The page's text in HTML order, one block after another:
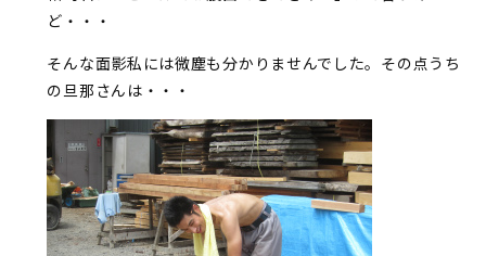
ど・・・
そんな面影私には微塵も分かりませんでした。その点うち
の旦那さんは・・・